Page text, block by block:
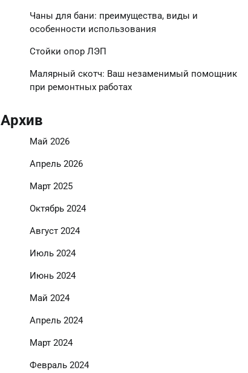
Чаны для бани: преимущества, виды и
особенности использования
Стойки опор ЛЭП
Малярный скотч: Ваш незаменимый помощник
при ремонтных работах
Архив
Май 2026
Апрель 2026
Март 2025
Октябрь 2024
Август 2024
Июль 2024
Июнь 2024
Май 2024
Апрель 2024
Март 2024
Февраль 2024